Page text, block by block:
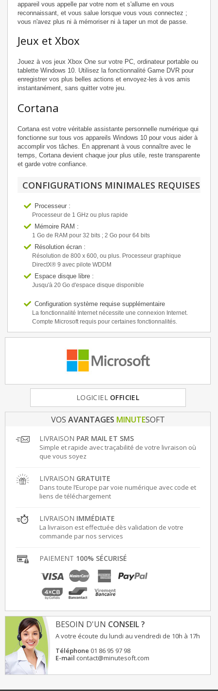
appareil vous appelle par votre nom et s'allume en vous
reconnaissant, et vous salue lorsque vous vous connectez ;
vous n'avez plus ni à mémoriser ni à taper un mot de passe.
Jeux et Xbox
Jouez à vos jeux Xbox One sur votre PC, ordinateur portable ou
tablette Windows 10. Utilisez la fonctionnalité Game DVR pour
enregistrer vos plus belles actions et envoyez-les à vos amis
instantanément, sans quitter votre jeu.
Cortana
Cortana est votre véritable assistante personnelle numérique qui
fonctionne sur tous vos appareils Windows 10 pour vous aider à
accomplir vos tâches. En apprenant à vous connaître avec le
temps, Cortana devient chaque jour plus utile, reste transparente
et garde votre confiance.
CONFIGURATIONS MINIMALES REQUISES
Processeur :
Processeur de 1 GHz ou plus rapide
Mémoire RAM :
1 Go de RAM pour 32 bits ; 2 Go pour 64 bits
Résolution écran :
Résolution de 800 x 600, ou plus. Processeur graphique
DirectX® 9 avec pilote WDDM
Espace disque libre :
Jusqu'à 20 Go d'espace disque disponible
Configuration système requise supplémentaire
La fonctionnalité Internet nécessite une connexion Internet.
Compte Microsoft requis pour certaines fonctionnalités.
LOGICIEL OFFICIEL
FRANCE & EUROPE
VOS AVANTAGES MINUTESOFT
LIVRAISON PAR MAIL ET SMS
Simple et rapide avec traçabilité de votre livraison où
que vous soyez
LIVRAISON GRATUITE
Dans toute l’Europe par voie numérique avec code et
liens de téléchargement
LIVRAISON IMMÉDIATE
La livraison est effectuée dès validation de votre
commande par nos services
PAIEMENT 100% SÉCURISÉ
BESOIN D'UN CONSEIL ?
A votre écoute du lundi au vendredi de 10h à 17h
Téléphone 01 86 95 97 98
E-mail contact@minutesoft.com